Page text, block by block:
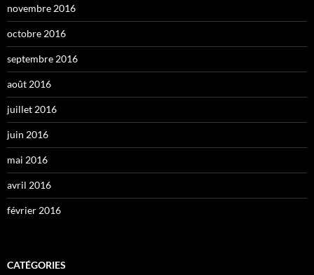
novembre 2016
octobre 2016
septembre 2016
août 2016
juillet 2016
juin 2016
mai 2016
avril 2016
février 2016
CATÉGORIES